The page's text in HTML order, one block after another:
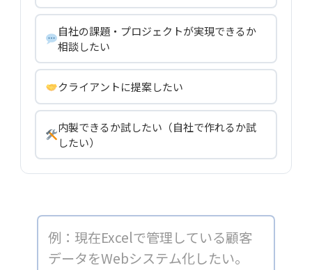
自社の課題・プロジェクトが実現できるか
相談したい
クライアントに提案したい
内製できるか試したい（自社で作れるか試
したい）